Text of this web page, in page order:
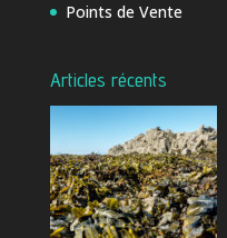
Points de Vente
Articles récents